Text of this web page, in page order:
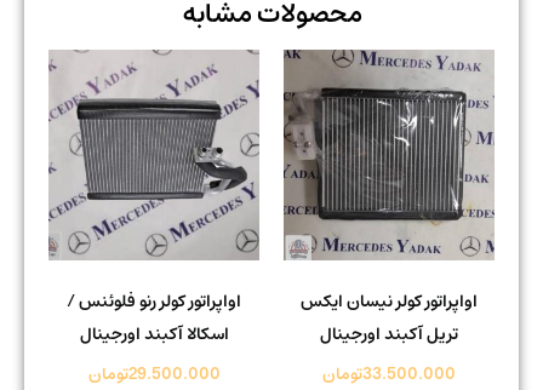
محصولات مشابه
اواپراتور کولر نیسان ایکس
تریل آکبند اورجینال
33.500.000تومان
اواپراتور کولر رنو فلوئنس /
اسکالا آکبند اورجینال
29.500.000تومان